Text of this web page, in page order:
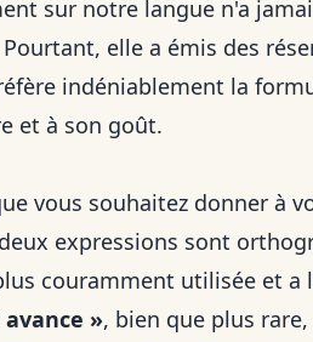
sur notre langue n'a
elle a émis des
indéniablement la
et à son goût.
vous souhaitez donner à
expressions sont
couramment utilisée et a
», bien que plus